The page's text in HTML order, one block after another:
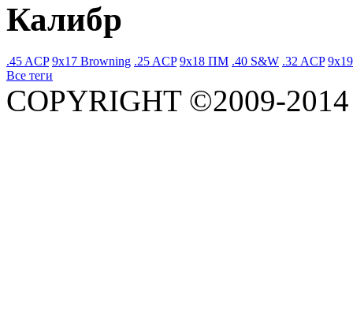
Калибр
.45 ACP 9x17 Browning .25 ACP 9x18 ПМ .40 S&W .32 ACP
Все теги
COPYRIGHT ©2009-